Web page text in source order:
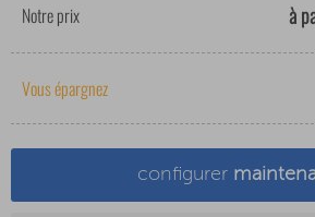
Notre prix à
Vous épargnez
configurer